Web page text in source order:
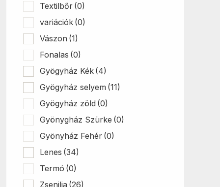
Textilbőr (0)
variációk (0)
Vászon (1)
Fonalas (0)
Gyögyház Kék (4)
Gyögyház selyem (11)
Gyögyház zöld (0)
Gyönygház Szürke (0)
Gyönyház Fehér (0)
Lenes (34)
Termó (0)
Zsenilia (26)